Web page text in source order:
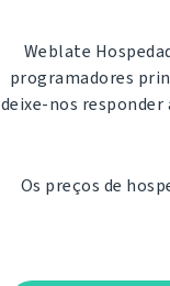
Weblate
programadores
deixe-nos responder
Os preços de